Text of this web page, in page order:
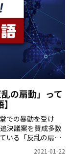
の扇動」って
での暴動を受け
決議案を賛成多数
いる「反乱の扇
ように表現されて
2021-01-22